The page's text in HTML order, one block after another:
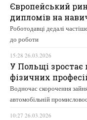
Європейський
дипломів на
Роботодавці дедалі
до роботи
15:28 26.03.2026
У Польщі зростає
фізичних
Водночас скорочення
автомобільній
10:27 26.03.2026